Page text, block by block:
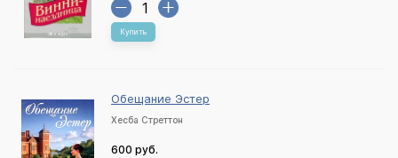
Купить
Обещание Эстер
Хесба Стреттон
600 руб.